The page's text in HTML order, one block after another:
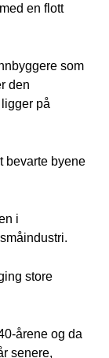
en flott
som
den
på
bevarte byene
i
store
årene og da
senere,